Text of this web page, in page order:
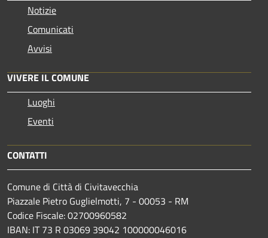
Notizie
Comunicati
Avvisi
VIVERE IL COMUNE
Luoghi
Eventi
CONTATTI
Comune di Città di Civitavecchia
Piazzale Pietro Guglielmotti, 7 - 00053 - RM
Codice Fiscale: 02700960582
IBAN: IT 73 R 03069 39042 100000046016